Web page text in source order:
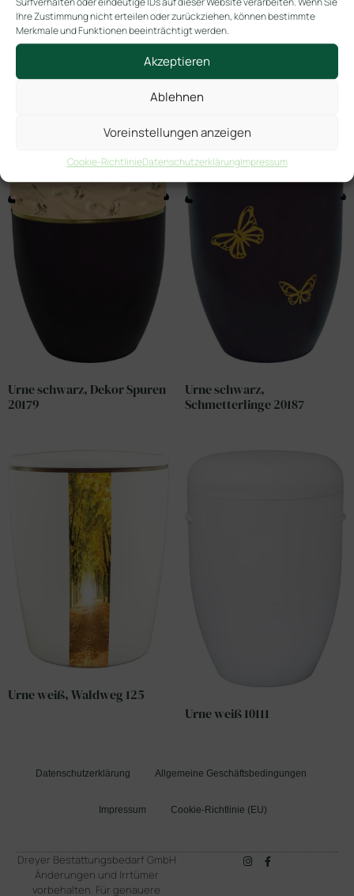
Ihre Zustimmung nicht erteilen oder zurückziehen, können bestimmte
Merkmale und Funktionen beeinträchtigt werden.
Akzeptieren
Ablehnen
Voreinstellungen anzeigen
Cookie-RichtlinieDatenschutzerklärungImpressum
Ähnliche Produkte
Urne schwarz, Dekor Spuren
20179
Urne schwarz,
Schmetterlinge 20187
Urne weiß, Waldweg 125
Urne weiß 10111
Datenschutzerklärung Allgemeine Geschäftsbedingungen
Impressum Cookie-Richtlinie (EU)
Dreyer Bestattungsbedarf GmbH
Änderungen und Irrtümer
vorbehalten. Für genauere